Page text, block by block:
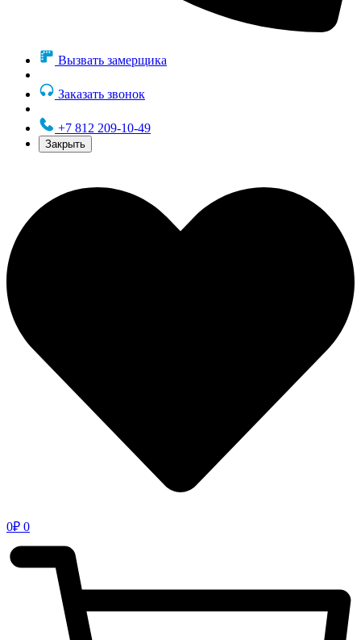
Вызвать замерщика
Заказать звонок
+7 812 209-10-49
Закрыть
0₽ 0